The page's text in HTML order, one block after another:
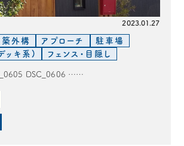
2023.01.27
築外構 アプローチ
駐車場
ッキ系)
フェンス・目隠し
DSC_0606 ……